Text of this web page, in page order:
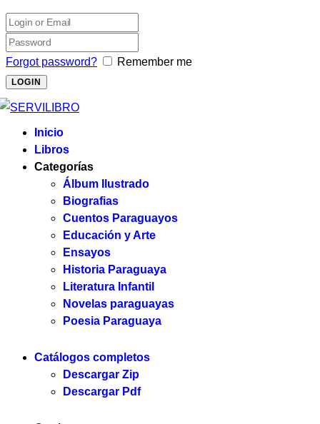
Forgot password? Remember me
Inicio
Libros
Categorías
Álbum Ilustrado
Biografias
Cuentos Paraguayos
Educación y Arte
Ensayos
Historia Paraguaya
Literatura Infantil
Novelas paraguayas
Poesia Paraguaya
Catálogos completos
Descargar Zip
Descargar Pdf